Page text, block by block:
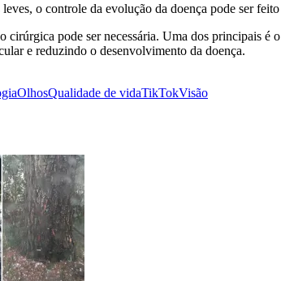
o controle da evolução da doença pode ser
cirúrgica pode ser necessária. Uma dos principais é o
e reduzindo o desenvolvimento da doença.
OlhosQualidade de vidaTikTokVisão